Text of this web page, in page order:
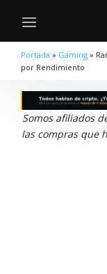
Portada » Gaming »
por Rendimiento
Somos afiliados
las compras que